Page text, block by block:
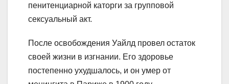
пенитенциарной каторги за групповой
сексуальный акт.
После освобождения Уайлд провел остаток
своей жизни в изгнании. Его здоровье
постепенно ухудшалось, и он умер от